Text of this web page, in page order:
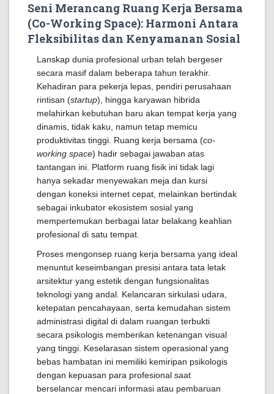
Seni Merancang Ruang Kerja Bersama
(Co-Working Space): Harmoni Antara
Fleksibilitas dan Kenyamanan Sosial
Lanskap dunia profesional urban telah bergeser
secara masif dalam beberapa tahun terakhir.
Kehadiran para pekerja lepas, pendiri perusahaan
rintisan (startup), hingga karyawan hibrida
melahirkan kebutuhan baru akan tempat kerja yang
dinamis, tidak kaku, namun tetap memicu
produktivitas tinggi. Ruang kerja bersama (co-
working space) hadir sebagai jawaban atas
tantangan ini. Platform ruang fisik ini tidak lagi
hanya sekadar menyewakan meja dan kursi
dengan koneksi internet cepat, melainkan bertindak
sebagai inkubator ekosistem sosial yang
mempertemukan berbagai latar belakang keahlian
profesional di satu tempat.
Proses mengonsep ruang kerja bersama yang ideal
menuntut keseimbangan presisi antara tata letak
arsitektur yang estetik dengan fungsionalitas
teknologi yang andal. Kelancaran sirkulasi udara,
ketepatan pencahayaan, serta kemudahan sistem
administrasi digital di dalam ruangan terbukti
secara psikologis memberikan ketenangan visual
yang tinggi. Keselarasan sistem operasional yang
bebas hambatan ini memiliki kemiripan psikologis
dengan kepuasan para profesional saat
berselancar mencari informasi atau pembaruan